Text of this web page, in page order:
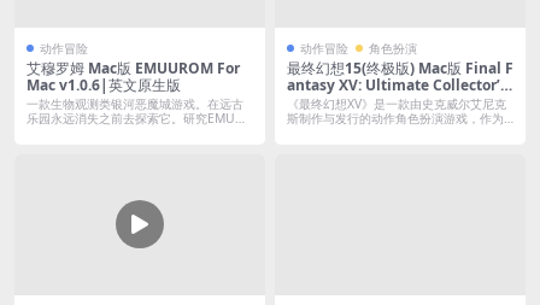
动作冒险
艾穆罗姆 Mac版 EMUUROM For
Mac v1.0.6|英文原生版
一款生物观测类银河恶魔城游戏。在远古
乐园永远消失之前去探索它。研究EMUUR
动作冒险 角色扮演
最终幻想15(终极版) Mac版 Final F
antasy XV: Ultimate Collector’s
Edition For Mac｜中文移植版｜预
购特典+全DLC
《最终幻想XV》是一款由史克威尔艾尼克
斯制作与发行的动作角色扮演游戏，作为